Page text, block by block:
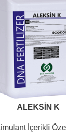
ALEKSİN K
İçerikli